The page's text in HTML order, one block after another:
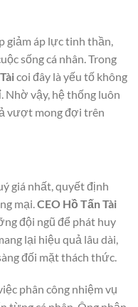
giảm áp lực tinh thần,
sống cá nhân. Trong
coi đây là yếu tố không
vậy, hệ thống luôn
vượt mong đợi trên
giá nhất, quyết định
mại. CEO Hồ Tấn Tài
đội ngũ để phát huy
lại hiệu quả lâu dài,
đối mặt thách thức.
phân công nhiệm vụ